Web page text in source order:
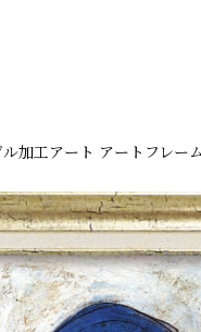
加工アート アートフレー